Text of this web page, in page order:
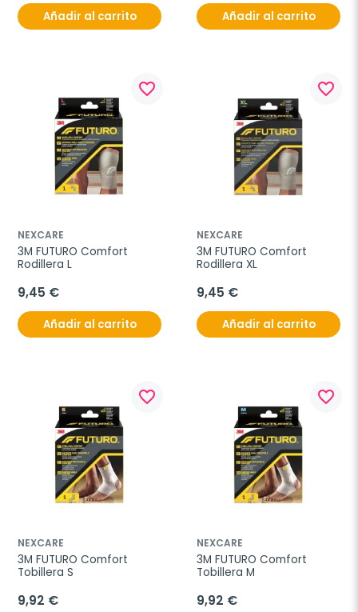
Añadir al carrito Añadir al carrito
favorite_border
NEXCARE
3M FUTURO Comfort
Rodillera L
9,45 €
Añadir al carrito
favorite_border
NEXCARE
3M FUTURO Comfort
Rodillera XL
9,45 €
Añadir al carrito
favorite_border
NEXCARE
3M FUTURO Comfort
Tobillera S
9,92 €
favorite_border
NEXCARE
3M FUTURO Comfort
Tobillera M
9,92 €